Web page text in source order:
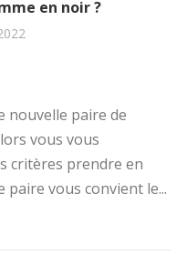
en noir ?
nouvelle paire de
vous vous
critères prendre en
paire vous convient le...